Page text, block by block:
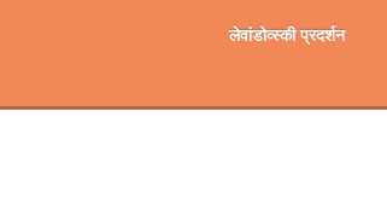
लेवांडोव्स्की प्रदर्शन